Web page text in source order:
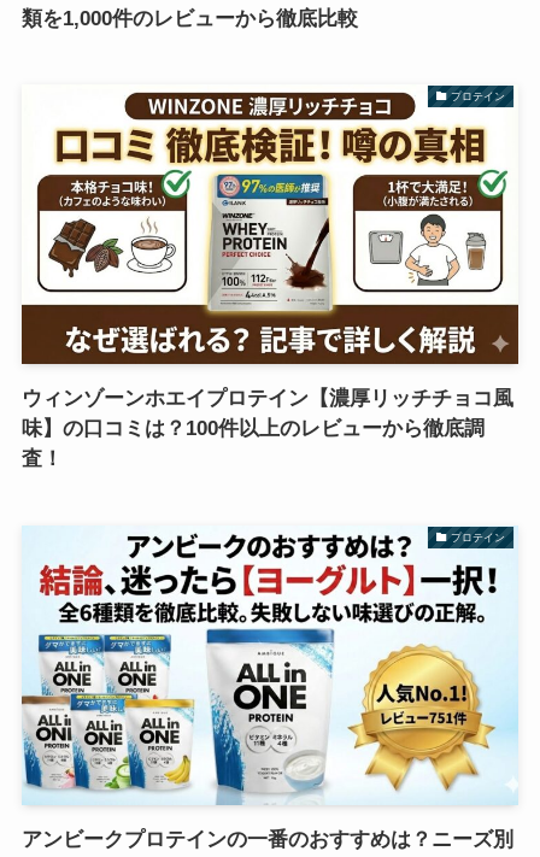
類を1,000件のレビューから徹底比較
プロテイン
ウィンゾーンホエイプロテイン【濃厚リッチチョコ風
味】の口コミは？100件以上のレビューから徹底調
査！
プロテイン
アンビークプロテインの一番のおすすめは？ニーズ別